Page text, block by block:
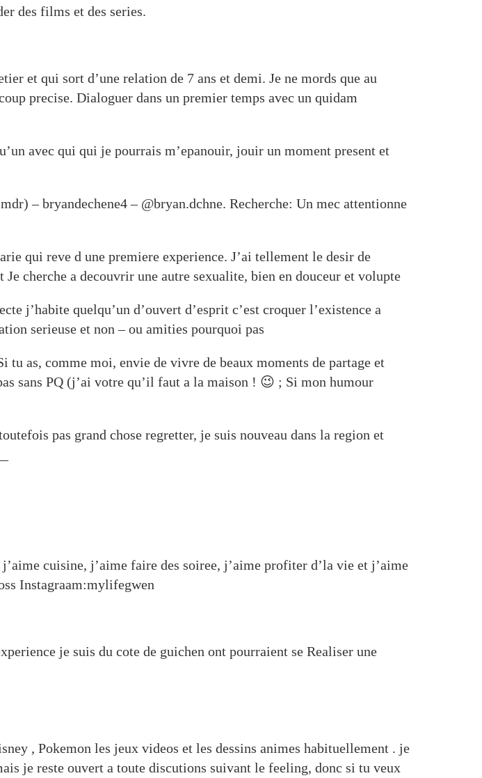
des films et des series.
et qui sort d’une relation de 7 ans et demi. Je ne mords que au
precise. Dialoguer dans un premier temps avec un quidam
avec qui qui je pourrais m’epanouir, jouir un moment present et
– bryandechene4 – @bryan.dchne. Recherche: Un mec attentionne
qui reve d une premiere experience. J’ai tellement le desir de
cherche a decouvrir une autre sexualite, bien en douceur et volupte
j’habite quelqu’un d’ouvert d’esprit c’est croquer l’existence a
serieuse et non – ou amities pourquoi pas
tu as, comme moi, envie de vivre de beaux moments de partage et
sans PQ (j’ai votre qu’il faut a la maison ! 😉 ; Si mon humour
pas grand chose regretter, je suis nouveau dans la region et
cuisine, j’aime faire des soiree, j’aime profiter d’la vie et j’aime
Instagraam:mylifegwen
je suis du cote de guichen ont pourraient se Realiser une
, Pokemon les jeux videos et les dessins animes habituellement . je
je reste ouvert a toute discutions suivant le feeling, donc si tu veux